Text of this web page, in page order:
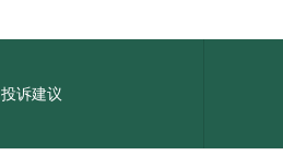
投诉建议